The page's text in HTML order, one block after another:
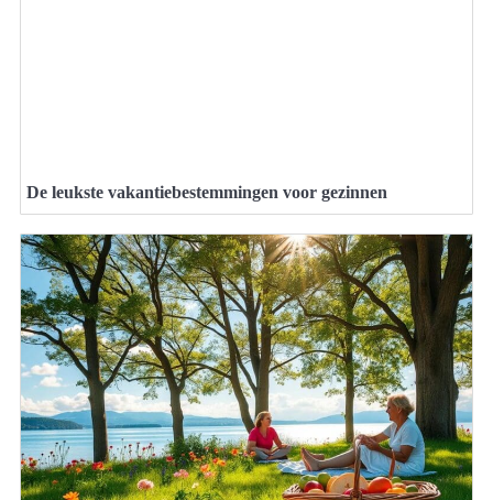
De leukste vakantiebestemmingen voor gezinnen